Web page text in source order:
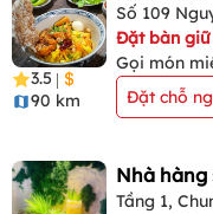
3.5 |
90 km
Số 109
Đặt bàn giữ
Gọi món
Đặt chỗ
Nhà hàng
Tầng 1,